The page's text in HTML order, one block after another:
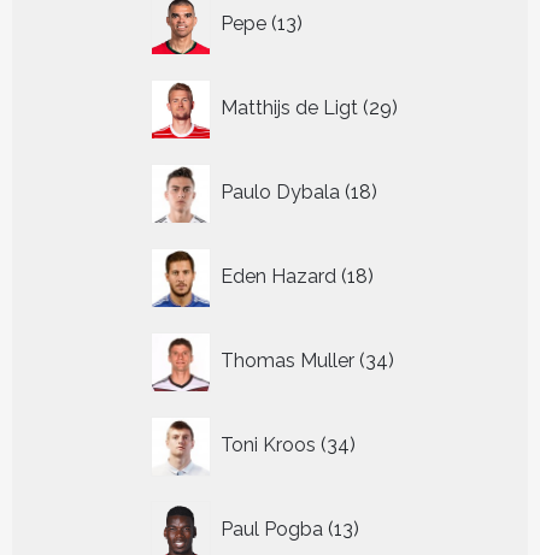
Pepe 13
producten
Matthijs de Ligt 29
producten
Paulo Dybala 18
producten
Eden Hazard 18
producten
Thomas Muller 34
producten
Toni Kroos 34
producten
Paul Pogba 13
producten